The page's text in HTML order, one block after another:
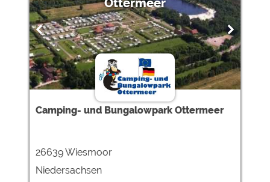
Ottermeer
Camping- und Bungalowpark Ottermeer
26639 Wiesmoor
Niedersachsen